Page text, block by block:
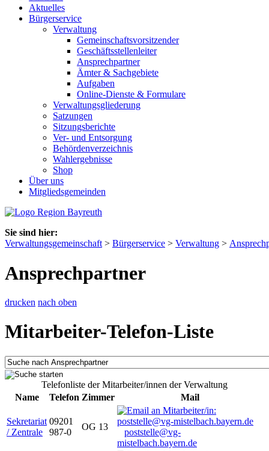
Aktuelles
Bürgerservice
Verwaltung
Gemeinschaftsvorsitzender
Geschäftsstellenleiter
Ansprechpartner
Ämter & Sachgebiete
Aufgaben
Online-Dienste & Formulare
Verwaltungsgliederung
Satzungen
Sitzungsberichte
Ver- und Entsorgung
Behördenverzeichnis
Wahlergebnisse
Shop
Über uns
Mitgliedsgemeinden
Sie sind hier:
Verwaltungsgemeinschaft > Bürgerservice > Verwaltung >
Ansprechpartner
drucken nach oben
Mitarbeiter-Telefon-Liste
Telefonliste der Mitarbeiter/innen der Verwaltung
Name
Telefon Zimmer Mail
Sekretariat
/ Zentrale
09201
987-0
OG 13
poststelle@vg-
mistelbach.bayern.de